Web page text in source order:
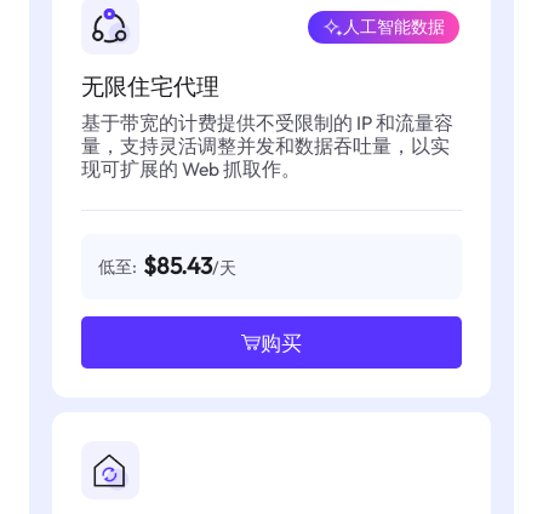
无限住宅代理
人工智能数据
基于带宽的计费提供不受限制的 IP 和流量容
量，支持灵活调整并发和数据吞吐量，以实
现可扩展的 Web 抓取作。
低至: $85.43/天
购买